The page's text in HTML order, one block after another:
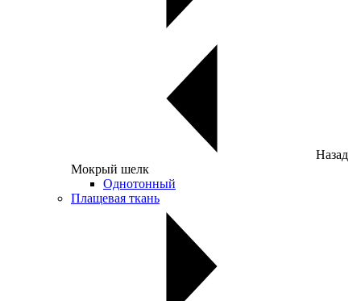
Назад
Мокрый шелк
Однотонный
Плащевая ткань